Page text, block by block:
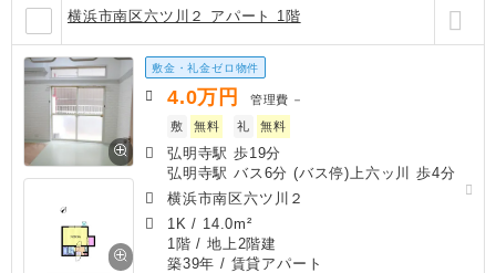
横浜市南区六ツ川２ アパート 1階
敷金・礼金ゼロ物件
4.0万円 管理費 －
敷
無料 礼 無料
弘明寺駅 歩19分
弘明寺駅 バス6分 (バス停)上六ッ川 歩4分
横浜市南区六ツ川２
1K / 14.0m²
1階 / 地上2階建
築39年 / 賃貸アパート